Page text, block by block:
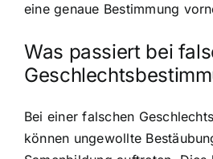
eine genaue Bestimmung
Was passiert bei
Bei einer falschen
können ungewollte